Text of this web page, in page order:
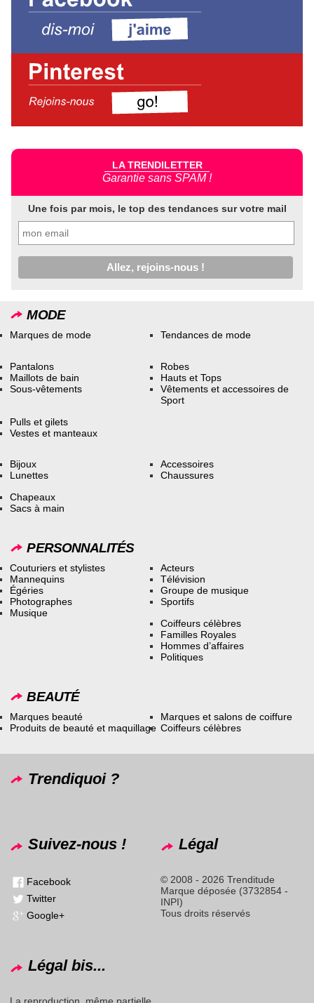
LA TRENDILETTER
Garantie sans SPAM !
Une fois par mois, le top des tendances sur votre mail
MODE
Marques de mode Tendances de mode
Pantalons
Maillots de bain
Sous-vêtements
Robes
Hauts et Tops
Vêtements et accessoires de
Sport
Pulls et gilets
Vestes et manteaux
Bijoux
Lunettes
Accessoires
Chaussures
Chapeaux
Sacs à main
PERSONNALITÉS
Couturiers et stylistes
Mannequins
Égéries
Photographes
Musique
Acteurs
Télévision
Groupe de musique
Sportifs
Coiffeurs célèbres
Familles Royales
Hommes d’affaires
Politiques
BEAUTÉ
Marques beauté
Produits de beauté et maquillage
Marques et salons de coiffure
Coiffeurs célèbres
Trendiquoi ?
Suivez-nous !
Facebook
Twitter
Google+
Légal
© 2008 - 2026 Trenditude
Marque déposée (3732854 -
INPI)
Tous droits réservés
Légal bis...